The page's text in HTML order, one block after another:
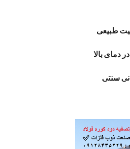
طبیعی
دمای بالا
سنتی